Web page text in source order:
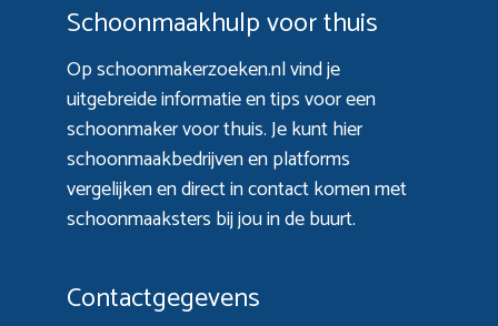
Schoonmaakhulp voor thuis
Op schoonmakerzoeken.nl vind je
uitgebreide informatie en tips voor een
schoonmaker voor thuis. Je kunt hier
schoonmaakbedrijven en platforms
vergelijken en direct in contact komen met
schoonmaaksters bij jou in de buurt.
Contactgegevens